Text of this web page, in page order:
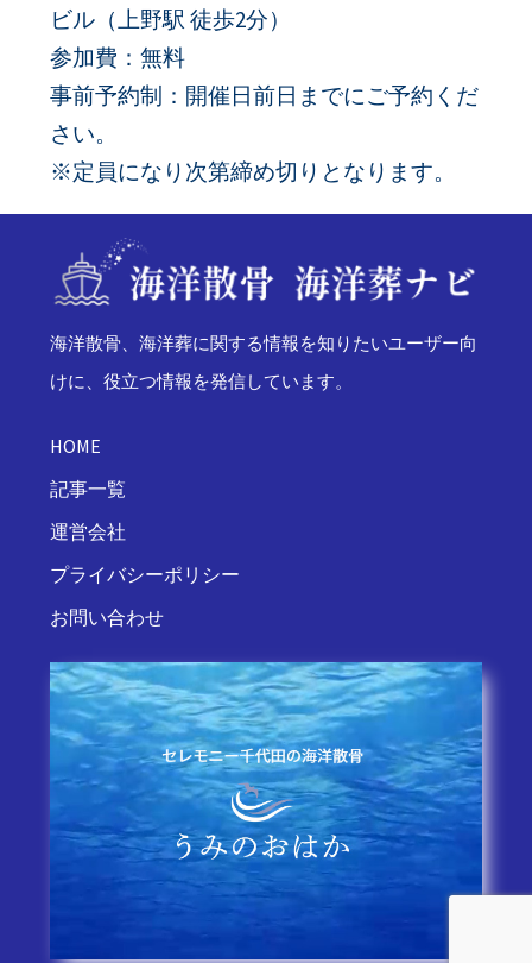
ビル（上野駅 徒歩2分）
参加費：無料
事前予約制：開催日前日までにご予約くだ
さい。
※定員になり次第締め切りとなります。
海洋散骨、海洋葬に関する情報を知りたいユーザー向
けに、役立つ情報を発信しています。
HOME
記事一覧
運営会社
プライバシーポリシー
お問い合わせ